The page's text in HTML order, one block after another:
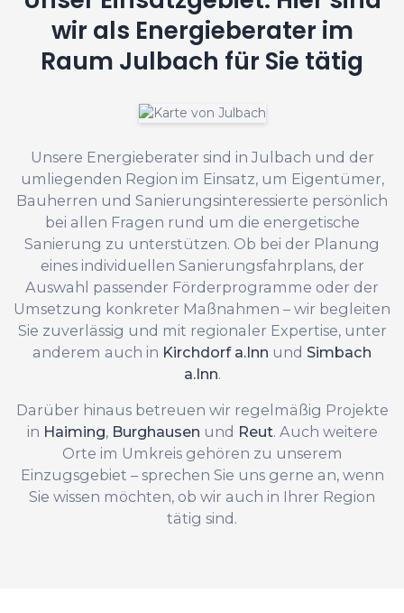
wir als Energieberater im
Raum Julbach für Sie tätig
Unsere Energieberater sind in Julbach und der
umliegenden Region im Einsatz, um Eigentümer,
Bauherren und Sanierungsinteressierte persönlich
bei allen Fragen rund um die energetische
Sanierung zu unterstützen. Ob bei der Planung
eines individuellen Sanierungsfahrplans, der
Auswahl passender Förderprogramme oder der
Umsetzung konkreter Maßnahmen – wir begleiten
Sie zuverlässig und mit regionaler Expertise, unter
anderem auch in Kirchdorf a.Inn und Simbach
a.Inn.
Darüber hinaus betreuen wir regelmäßig Projekte
in Haiming, Burghausen und Reut. Auch weitere
Orte im Umkreis gehören zu unserem
Einzugsgebiet – sprechen Sie uns gerne an, wenn
Sie wissen möchten, ob wir auch in Ihrer Region
tätig sind.